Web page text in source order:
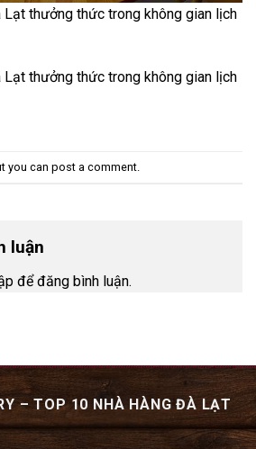
thưởng thức trong không gian lịch
thưởng thức trong không gian lịch
you can post a comment
luận
để đăng bình luận.
– TOP 10 NHÀ HÀNG ĐÀ LẠT